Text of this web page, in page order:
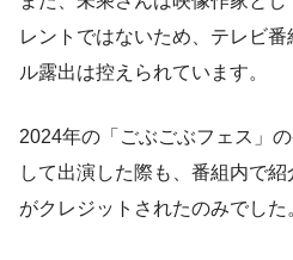
レントではないため、テレビ
ル露出は控えられています。
2024年の「ごぶごぶフェス」
して出演した際も、番組内で
がクレジットされたのみでした